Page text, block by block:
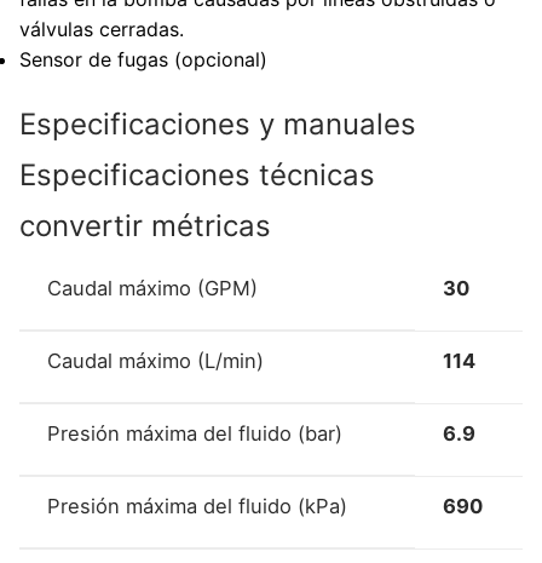
válvulas cerradas.
Sensor de fugas (opcional)
Especificaciones y manuales
Especificaciones técnicas
convertir métricas
Caudal máximo (GPM) 30
Caudal máximo (L/min) 114
Presión máxima del fluido (bar) 6.9
Presión máxima del fluido (kPa) 690